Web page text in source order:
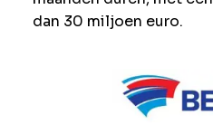
dan 30 miljoen euro.